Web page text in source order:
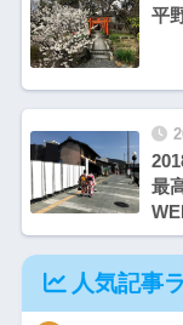
平
最
事
人気記事